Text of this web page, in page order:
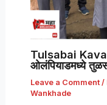
Tulsabai
ओलंपियाडमध्ये
Leave a Comment /
Wankhade